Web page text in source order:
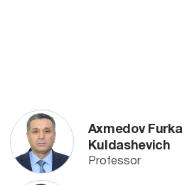
Axmedov
Kuldashevich
Professor